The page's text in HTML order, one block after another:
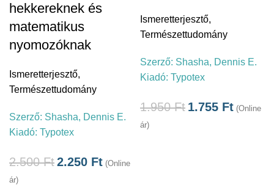
hekkereknek és
matematikus
nyomozóknak
Ismeretterjesztő,
Természettudomány
Szerző: Shasha, Dennis E.
Kiadó: Typotex
2.500Ft2.250 Ft (Online
ár)
Ismeretterjesztő,
Természettudomány
Szerző: Shasha, Dennis E.
Kiadó: Typotex
1.950Ft 1.755 Ft (Online
ár)